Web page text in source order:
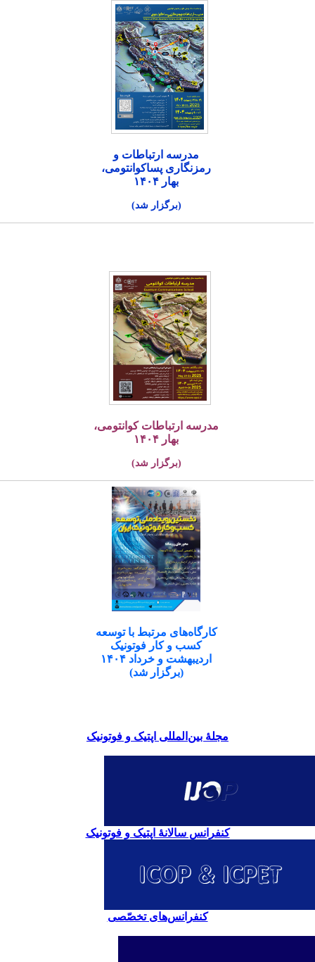
مدرسه ارتباطات و
رمزنگاری پساکوانتومی،
بهار ۱۴۰۴
(برگزار شد)
مدرسه ارتباطات کوانتومی،
بهار ۱۴۰۴
(برگزار شد)
کارگاه‌های مرتبط با توسعه
کسب و کار فوتونیک
اردیبهشت و خرداد ۱۴۰۴
(برگزار شد)
مجلۀ بین‌المللی اپتیک و فوتونیک
کنفرانس سالانۀ اپتیک و فوتونیک
کنفرانس‌های تخصّصی